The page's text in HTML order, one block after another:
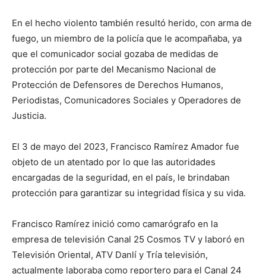
En el hecho violento también resultó herido, con arma de
fuego, un miembro de la policía que le acompañaba, ya
que el comunicador social gozaba de medidas de
protección por parte del Mecanismo Nacional de
Protección de Defensores de Derechos Humanos,
Periodistas, Comunicadores Sociales y Operadores de
Justicia.
El 3 de mayo del 2023, Francisco Ramírez Amador fue
objeto de un atentado por lo que las autoridades
encargadas de la seguridad, en el país, le brindaban
protección para garantizar su integridad física y su vida.
Francisco Ramírez inició como camarógrafo en la
empresa de televisión Canal 25 Cosmos TV y laboró en
Televisión Oriental, ATV Danlí y Tría televisión,
actualmente laboraba como reportero para el Canal 24